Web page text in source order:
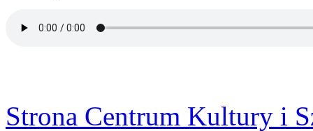
Strona Centrum Kultury i